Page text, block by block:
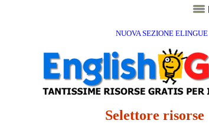
NUOVA SEZIONE ELINGUE
Selettore risorse